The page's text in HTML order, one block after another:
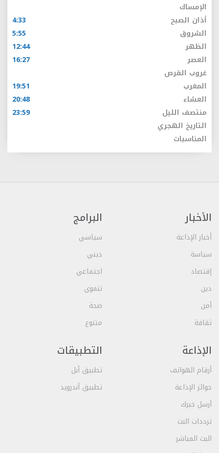
الإمساك
أذان الصبح
4:33
الشروق
5:55
الظهر
12:44
العصر
16:27
غروب القرص
المغرب
19:51
العشاء
20:48
منتصف الليل
23:59
التاريخ الهجري
المناسبات
الأخبار
أخبار الإذاعة
سياسة
إقتصاد
دين
أمن
ثقافة
البرامج
سياسي
ديني
اجتماعي
تنموي
صحة
متنوع
الإذاعة
أرقام الهواتف
جوائز الإذاعة
أرسل خبرك
ترددات البث
البث المباشر
التطبيقات
تطبيق أبل
تطبيق أندرويد